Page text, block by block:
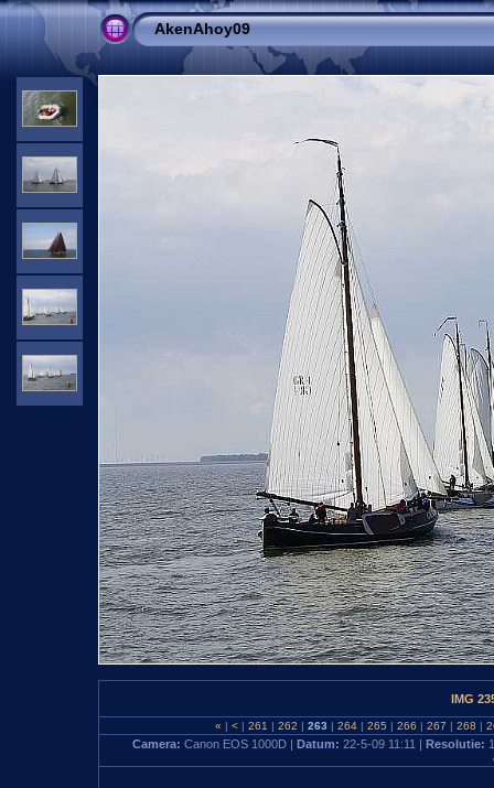
AkenAhoy09
IMG
« | < | 261 | 262 | 263 | 264 | 265 | 266 | 267 | 268 |
Camera: Canon EOS 1000D | Datum: 22-5-09 11:11 | Resolutie: